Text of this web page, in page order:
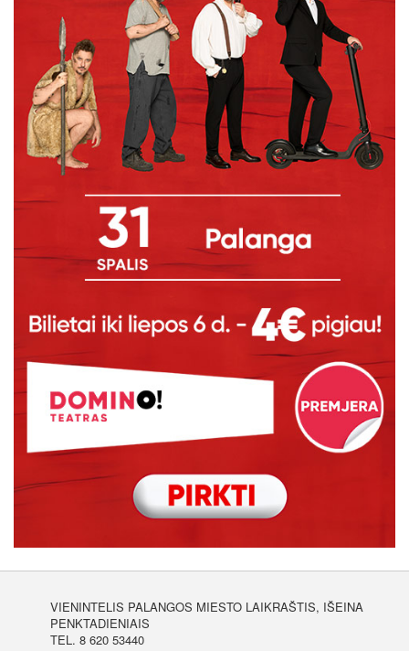
VIENINTELIS PALANGOS MIESTO LAIKRAŠTIS, IŠEINA
PENKTADIENIAIS
TEL. 8 620 53440